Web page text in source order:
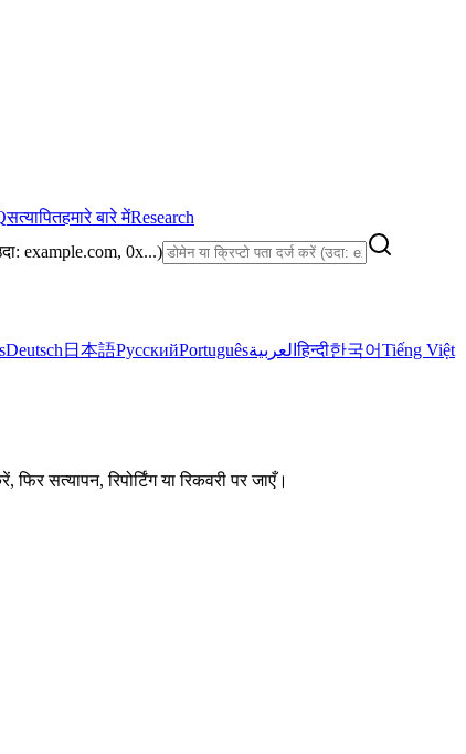
सत्यापितहमारे बारे मेंResearch
example.com, 0x...)
Deutsch 日本語РусскийPortuguêsالعربيةहिन्दी한국어Tiếng Việt
सत्यापन, रिपोर्टिंग या रिकवरी पर जाएँ।